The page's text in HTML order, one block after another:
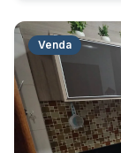
Venda